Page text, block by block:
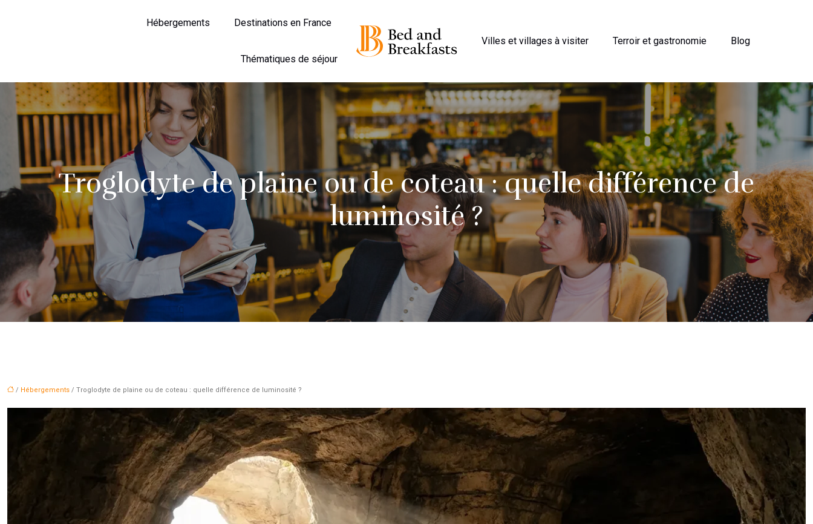
Destinations en France
Hébergements
Thématiques de séjour
Villes et villages à visiter Terroir et gastronomie Blog
Troglodyte de plaine ou de coteau : quelle différence de
luminosité ?
/ Hébergements / Troglodyte de plaine ou de coteau : quelle différence de luminosité ?